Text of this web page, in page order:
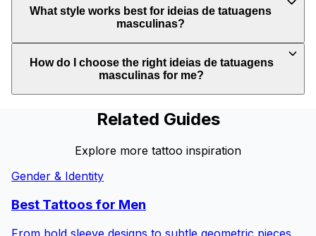
What style works best for ideias de tatuagens
masculinas?
How do I choose the right ideias de tatuagens
masculinas for me?
Related Guides
Explore more tattoo inspiration
Gender & Identity
Best Tattoos for Men
From bold sleeve designs to subtle geometric pieces,